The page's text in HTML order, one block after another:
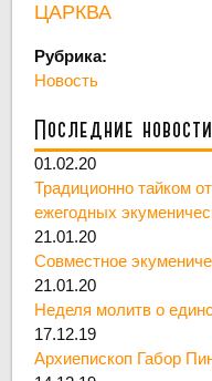
ЦАРКВА
Рубрика:
Новость
Последние новости
01.02.20
Традиционно тайком
ежегодных
21.01.20
Совместное
21.01.20
Неделя молитв о
17.12.19
Архиепископ Габор